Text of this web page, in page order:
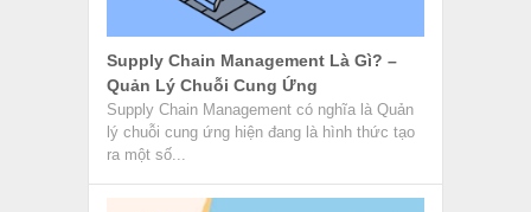
Supply Chain Management Là Gì? –
Quản Lý Chuỗi Cung Ứng
Supply Chain Management có nghĩa là Quản
lý chuỗi cung ứng hiện đang là hình thức tạo
ra một số...